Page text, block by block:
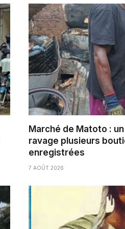
Marché de Matoto :
ravage plusieurs
enregistrées
7 AOÛT 2026